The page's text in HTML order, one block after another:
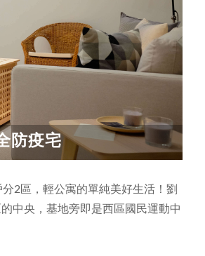
防疫宅
2區，輕公寓的單純美好生活！劉
中央，基地旁即是西區國民運動中